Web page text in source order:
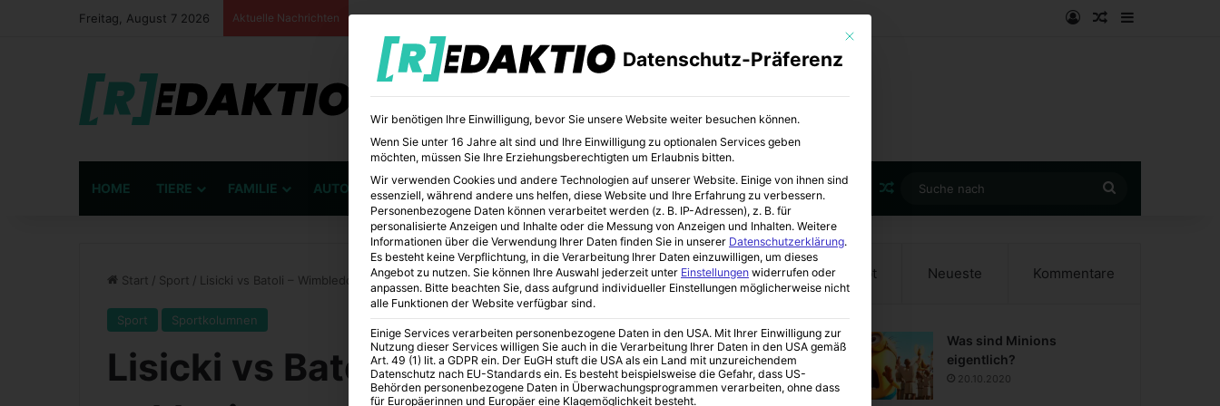
Freitag, August 7 2026 Aktuelle Nachrichten AnmeldenZufälliger
HOME TIERE FAMILIE AUTO BÜCHER BILDUNG KUNST Zufälliger Artikel
nach
Start / Sport / Lisicki vs Batoli – Wimbledon-Finale exklusiv nur auf SKY
Sport Sportkolumnen
Lisicki vs Batoli – Wimbledon-Finale
Beliebt Neueste Kommentare
Was sind Minions
eigentlich?
20.10.2020
Mit diesem Button wird der Dialog geschlossen. Seine Funktionalität ist
Datenschutz-Präferenz
Wir benötigen Ihre Einwilligung, bevor Sie unsere Website weiter besuchen können.
Wenn Sie unter 16 Jahre alt sind und Ihre Einwilligung zu optionalen Services geben
möchten, müssen Sie Ihre Erziehungsberechtigten um Erlaubnis bitten.
Wir verwenden Cookies und andere Technologien auf unserer Website. Einige von ihnen sind
essenziell, während andere uns helfen, diese Website und Ihre Erfahrung zu verbessern.
Personenbezogene Daten können verarbeitet werden (z. B. IP-Adressen), z. B. für
personalisierte Anzeigen und Inhalte oder die Messung von Anzeigen und Inhalten. Weitere
Informationen über die Verwendung Ihrer Daten finden Sie in unserer Datenschutzerklärung.
Es besteht keine Verpflichtung, in die Verarbeitung Ihrer Daten einzuwilligen, um dieses
Angebot zu nutzen. Sie können Ihre Auswahl jederzeit unter Einstellungen widerrufen oder
anpassen. Bitte beachten Sie, dass aufgrund individueller Einstellungen möglicherweise nicht
alle Funktionen der Website verfügbar sind.
Einige Services verarbeiten personenbezogene Daten in den USA. Mit Ihrer Einwilligung zur
Nutzung dieser Services willigen Sie auch in die Verarbeitung Ihrer Daten in den USA gemäß
Art. 49 (1) lit. a GDPR ein. Der EuGH stuft die USA als ein Land mit unzureichendem
Datenschutz nach EU-Standards ein. Es besteht beispielsweise die Gefahr, dass US-
Behörden personenbezogene Daten in Überwachungsprogrammen verarbeiten, ohne dass
für Europäerinnen und Europäer eine Klagemöglichkeit besteht.